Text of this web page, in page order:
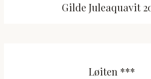
Gilde Juleaquavit
Løiten ***